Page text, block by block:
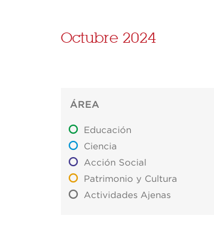
Octubre 2024
ÁREA
Educación
Ciencia
Acción Social
Patrimonio y Cultura
Actividades Ajenas